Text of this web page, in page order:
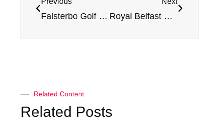
Falsterbo Golf Club – Review and Rating Royal Belfast Golf Club – Review and Rating
Related Content
Related Posts